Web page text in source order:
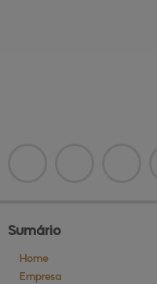
Sumário
Home
Empresa